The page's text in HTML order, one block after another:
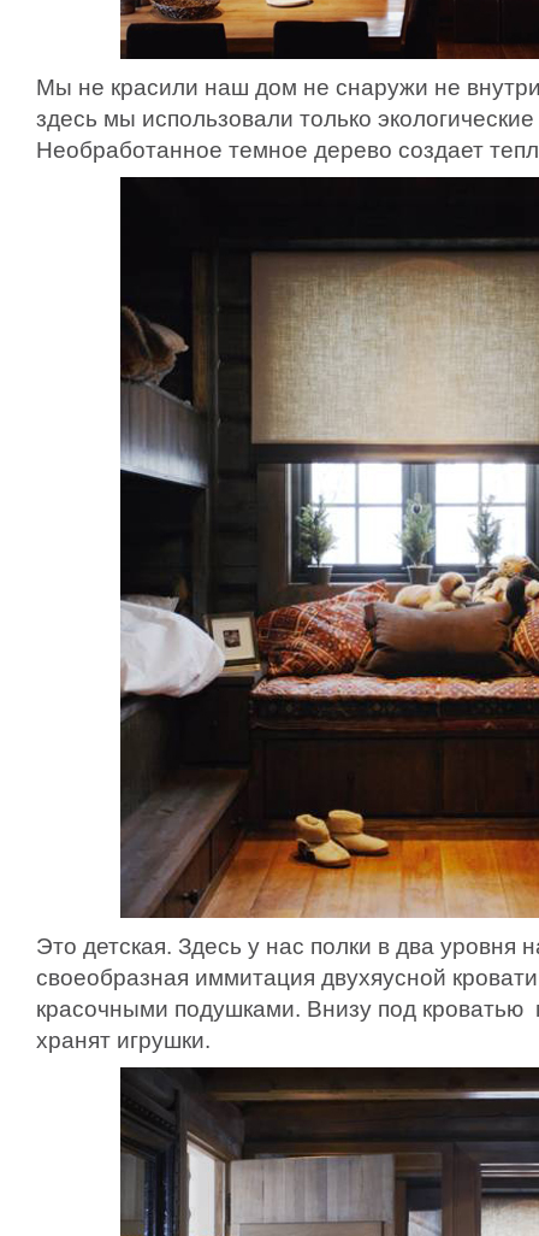
Мы не красили наш дом не снаружи не
здесь мы использовали только
Необработанное темное дерево создает
Это детская. Здесь у нас полки в два уровня
своеобразная иммитация двухяусной
красочными подушками. Внизу под кроватью
хранят игрушки.